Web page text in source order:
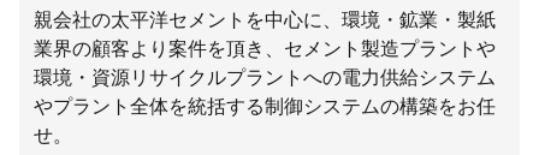
親会社の太平洋セメントを中心に、環境・鉱業・製紙
業界の顧客より案件を頂き、セメント製造プラントや
環境・資源リサイクルプラントへの電力供給システム
やプラント全体を統括する制御システムの構築をお任
せ。